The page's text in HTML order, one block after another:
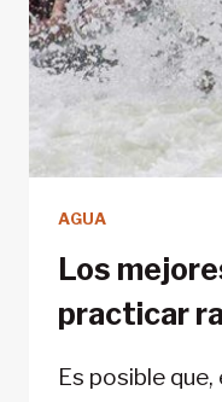
AGUA
Los
practicar
Es posible